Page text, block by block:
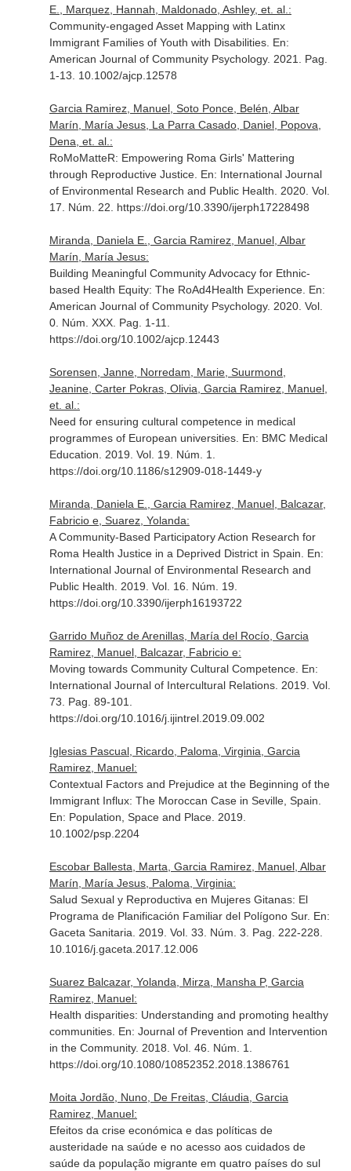
E., Marquez, Hannah, Maldonado, Ashley, et. al.:
Community-engaged Asset Mapping with Latinx
Immigrant Families of Youth with Disabilities. En:
American Journal of Community Psychology. 2021. Pag.
1-13. 10.1002/ajcp.12578
Garcia Ramirez, Manuel, Soto Ponce, Belén, Albar
Marín, María Jesus, La Parra Casado, Daniel, Popova,
Dena, et. al.:
RoMoMatteR: Empowering Roma Girls' Mattering
through Reproductive Justice. En: International Journal
of Environmental Research and Public Health . 2020. Vol.
17. Núm. 22. https://doi.org/10.3390/ijerph17228498
Miranda, Daniela E., Garcia Ramirez, Manuel, Albar
Marín, María Jesus:
Building Meaningful Community Advocacy for Ethnic-
based Health Equity: The RoAd4Health Experience. En:
American Journal of Community Psychology. 2020. Vol.
0. Núm. XXX. Pag. 1-11.
https://doi.org/10.1002/ajcp.12443
Sorensen, Janne, Norredam, Marie, Suurmond,
Jeanine, Carter Pokras, Olivia, Garcia Ramirez, Manuel,
et. al.:
Need for ensuring cultural competence in medical
programmes of European universities. En: BMC Medical
Education . 2019. Vol. 19. Núm. 1.
https://doi.org/10.1186/s12909-018-1449-y
Miranda, Daniela E., Garcia Ramirez, Manuel, Balcazar,
Fabricio e, Suarez, Yolanda:
A Community-Based Participatory Action Research for
Roma Health Justice in a Deprived District in Spain. En:
International Journal of Environmental Research and
Public Health . 2019. Vol. 16. Núm. 19.
https://doi.org/10.3390/ijerph16193722
Garrido Muñoz de Arenillas, María del Rocío, Garcia
Ramirez, Manuel, Balcazar, Fabricio e:
Moving towards Community Cultural Competence. En:
International Journal of Intercultural Relations. 2019. Vol.
73. Pag. 89-101.
https://doi.org/10.1016/j.ijintrel.2019.09.002
Iglesias Pascual, Ricardo, Paloma, Virginia, Garcia
Ramirez, Manuel:
Contextual Factors and Prejudice at the Beginning of the
Immigrant Influx: The Moroccan Case in Seville, Spain.
En: Population, Space and Place. 2019.
10.1002/psp.2204
Escobar Ballesta, Marta, Garcia Ramirez, Manuel, Albar
Marín, María Jesus, Paloma, Virginia:
Salud Sexual y Reproductiva en Mujeres Gitanas: El
Programa de Planificación Familiar del Polígono Sur. En:
Gaceta Sanitaria . 2019. Vol. 33. Núm. 3. Pag. 222-228.
10.1016/j.gaceta.2017.12.006
Suarez Balcazar, Yolanda, Mirza, Mansha P, Garcia
Ramirez, Manuel:
Health disparities: Understanding and promoting healthy
communities. En: Journal of Prevention and Intervention
in the Community. 2018. Vol. 46. Núm. 1.
https://doi.org/10.1080/10852352.2018.1386761
Moita Jordão, Nuno, De Freitas, Cláudia, Garcia
Ramirez, Manuel:
Efeitos da crise económica e das políticas de
austeridade na saúde e no acesso aos cuidados de
saúde da população migrante em quatro países do sul